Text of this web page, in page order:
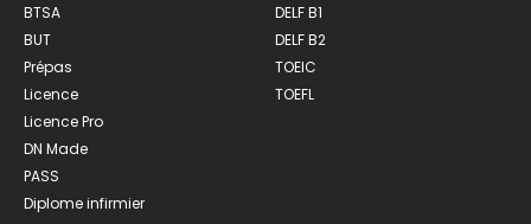
BTSA
BUT
Prépas
Licence
Licence Pro
DN Made
PASS
Diplome infirmier
DELF B1
DELF B2
TOEIC
TOEFL